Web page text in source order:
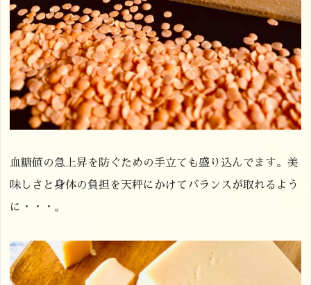
血糖値の急上昇を防ぐための手立ても盛り込んでます。美
味しさと身体の負担を天秤にかけてバランスが取れるよう
に・・・。